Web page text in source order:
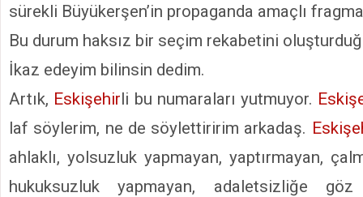
sürekli Büyükerşen’in propaganda amaçlı
Bu durum haksız bir seçim rekabetini
İkaz edeyim bilinsin dedim.
Artık, Eskişehirli bu numaraları yutmuyor.
laf söylerim, ne de söylettiririm arkadaş.
ahlaklı, yolsuzluk yapmayan, yaptırmayan,
hukuksuzluk yapmayan, adaletsizliğe